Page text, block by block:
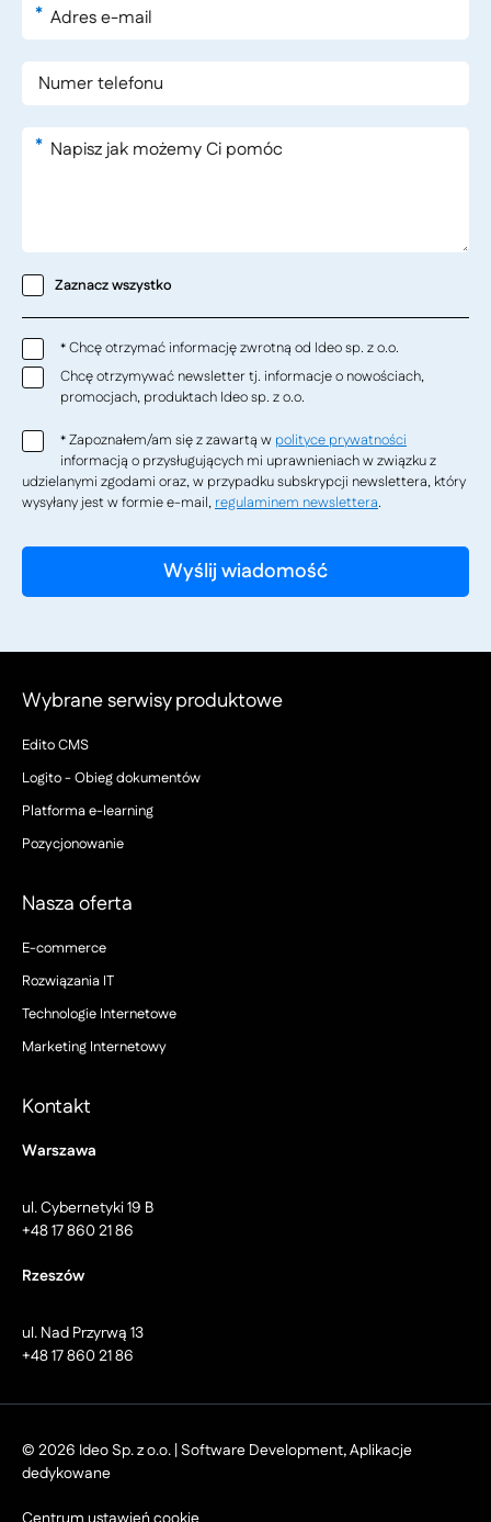
*
*
Zaznacz wszystko
*Chcę otrzymać informację zwrotną od Ideo sp. z o.o.
Chcę otrzymywać newsletter tj. informacje o nowościach,
promocjach, produktach Ideo sp. z o.o.
*Zapoznałem/am się z zawartą w polityce prywatności
informacją o przysługujących mi uprawnieniach w związku z
udzielanymi zgodami oraz, w przypadku subskrypcji newslettera, który
wysyłany jest w formie e-mail, regulaminem newslettera.
Wybrane serwisy produktowe
Edito CMS
Logito - Obieg dokumentów
Platforma e-learning
Pozycjonowanie
Nasza oferta
E-commerce
Rozwiązania IT
Technologie Internetowe
Marketing Internetowy
Kontakt
Warszawa
ul. Cybernetyki 19 B
+48 17 860 21 86
Rzeszów
ul. Nad Przyrwą 13
+48 17 860 21 86
© 2026 Ideo Sp. z o.o. | Software Development, Aplikacje
dedykowane